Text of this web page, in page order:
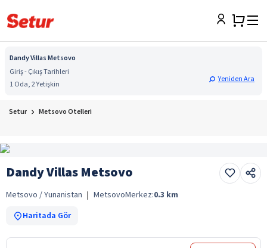
Dandy Villas Metsovo
Giriş - Çıkış Tarihleri
1 Oda, 2 Yetişkin
Yeniden Ara
Setur Metsovo Otelleri
Dandy Villas Metsovo
Metsovo / Yunanistan | MetsovoMerkez:0.3 km
Haritada Gör